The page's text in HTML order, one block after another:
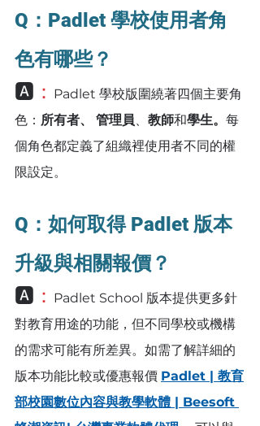
Q：Padlet 學校使用者角
色有哪些？
🅰️ ： Padlet 學校版圍繞著四個主要角
色： 所有者、 管理員、 教師和學生。 每
個角色都定義了組織裡使用者不同的權
限設定。
Q：如何取得 Padlet 版本
升級與相關報價？
🅰️ ： Padlet School 版本提供更多針
對教育用途的功能，但不同學校或機構
的需求可能有所差異。如需了解詳細的
版本功能比較或優惠報價 Padlet | 教育
部校園數位內容與教學軟體 | Beesoft